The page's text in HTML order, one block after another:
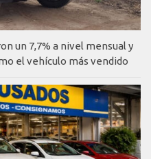
un 7,7% a nivel mensual y
el vehículo más vendido